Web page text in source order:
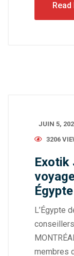
JUIN 5,
3206
Exotik
Égypte
L’Égypte
membres